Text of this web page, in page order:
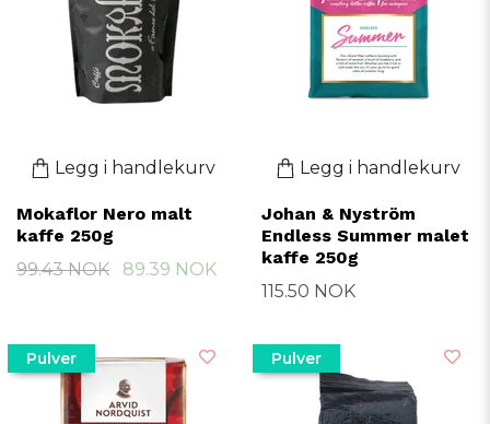
Legg i handlekurv
Mokaflor Nero malt
kaffe 250g
99.43 NOK
89.39 NOK
Legg i handlekurv
Johan & Nyström
Endless Summer malet
kaffe 250g
115.50 NOK
Pulver Pulver